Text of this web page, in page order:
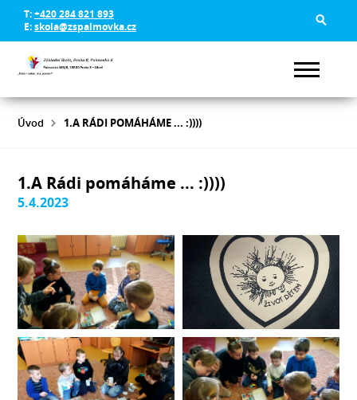
T:+420 284 821 893
E:skola@zspalmovka.cz
Úvod 1.A RÁDI POMÁHÁME ... :))))
1.A Rádi pomáháme ... :))))
5.4.2023